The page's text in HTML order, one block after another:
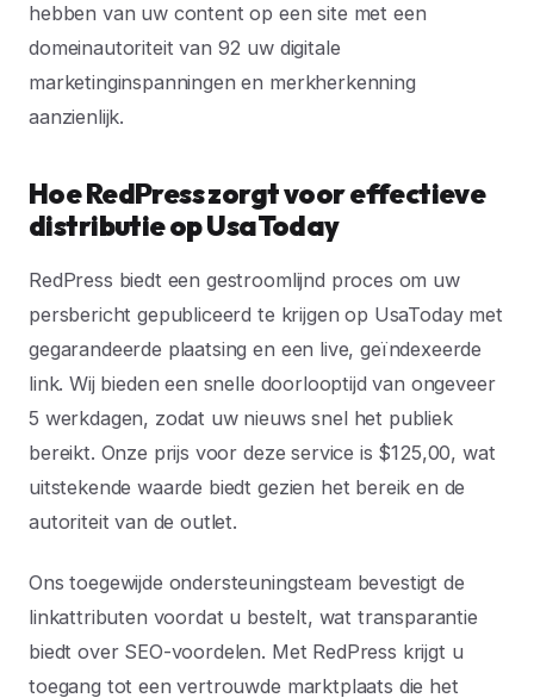
hebben van uw content op een site met een
domeinautoriteit van 92 uw digitale
marketinginspanningen en merkherkenning
aanzienlijk.
Hoe RedPress zorgt voor effectieve
distributie op UsaToday
RedPress biedt een gestroomlijnd proces om uw
persbericht gepubliceerd te krijgen op UsaToday met
gegarandeerde plaatsing en een live, geïndexeerde
link. Wij bieden een snelle doorlooptijd van ongeveer
5 werkdagen, zodat uw nieuws snel het publiek
bereikt. Onze prijs voor deze service is $125,00, wat
uitstekende waarde biedt gezien het bereik en de
autoriteit van de outlet.
Ons toegewijde ondersteuningsteam bevestigt de
linkattributen voordat u bestelt, wat transparantie
biedt over SEO-voordelen. Met RedPress krijgt u
toegang tot een vertrouwde marktplaats die het